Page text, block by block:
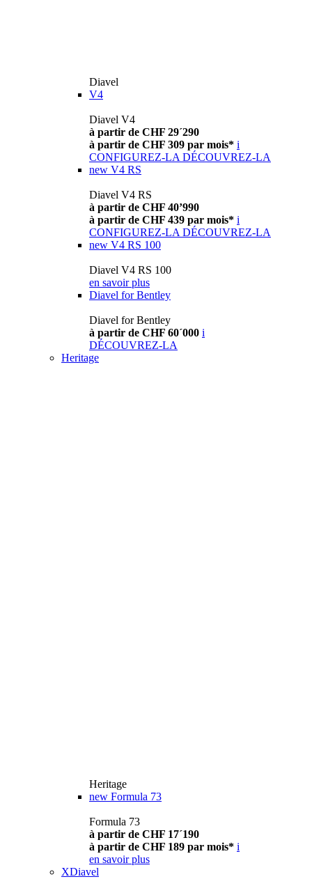
Diavel
V4
Diavel V4
à partir de CHF 29´290
à partir de CHF 309 par mois* i
CONFIGUREZ-LA DÉCOUVREZ-LA
new V4 RS
Diavel V4 RS
à partir de CHF 40’990
à partir de CHF 439 par mois* i
CONFIGUREZ-LA DÉCOUVREZ-LA
new V4 RS 100
Diavel V4 RS 100
en savoir plus
Diavel for Bentley
Diavel for Bentley
à partir de CHF 60´000 i
DÉCOUVREZ-LA
Heritage
Heritage
new Formula 73
Formula 73
à partir de CHF 17´190
à partir de CHF 189 par mois* i
en savoir plus
XDiavel